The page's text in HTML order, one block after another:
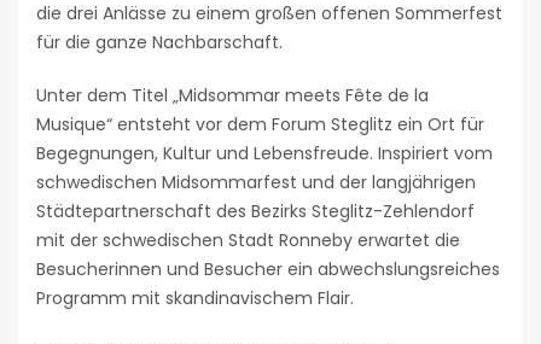
die drei Anlässe zu einem großen offenen Sommerfest
für die ganze Nachbarschaft.
Unter dem Titel „Midsommar meets Fête de la
Musique“ entsteht vor dem Forum Steglitz ein Ort für
Begegnungen, Kultur und Lebensfreude. Inspiriert vom
schwedischen Midsommarfest und der langjährigen
Städtepartnerschaft des Bezirks Steglitz-Zehlendorf
mit der schwedischen Stadt Ronneby erwartet die
Besucherinnen und Besucher ein abwechslungsreiches
Programm mit skandinavischem Flair.